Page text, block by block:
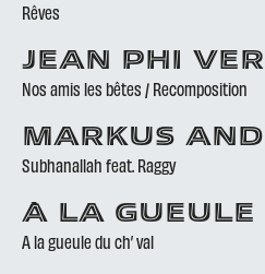
Rêves
JEAN PHI
Nos amis les bêtes / Recomposition
MARKUS
Subhanallah feat. Raggy
À LA GUEULE
A la gueule du ch’ val